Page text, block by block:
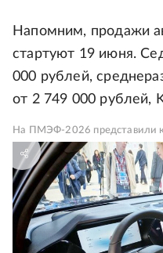
Напомним, продажи
стартуют 19 июня.
000 рублей,
от 2 749 000 рублей,
На ПМЭФ-2026 представили